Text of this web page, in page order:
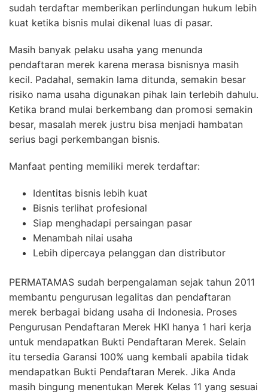
sudah terdaftar memberikan perlindungan hukum lebih
kuat ketika bisnis mulai dikenal luas di pasar.
Masih banyak pelaku usaha yang menunda
pendaftaran merek karena merasa bisnisnya masih
kecil. Padahal, semakin lama ditunda, semakin besar
risiko nama usaha digunakan pihak lain terlebih dahulu.
Ketika brand mulai berkembang dan promosi semakin
besar, masalah merek justru bisa menjadi hambatan
serius bagi perkembangan bisnis.
Manfaat penting memiliki merek terdaftar:
Identitas bisnis lebih kuat
Bisnis terlihat profesional
Siap menghadapi persaingan pasar
Menambah nilai usaha
Lebih dipercaya pelanggan dan distributor
PERMATAMAS sudah berpengalaman sejak tahun 2011
membantu pengurusan legalitas dan pendaftaran
merek berbagai bidang usaha di Indonesia. Proses
Pengurusan Pendaftaran Merek HKI hanya 1 hari kerja
untuk mendapatkan Bukti Pendaftaran Merek. Selain
itu tersedia Garansi 100% uang kembali apabila tidak
mendapatkan Bukti Pendaftaran Merek. Jika Anda
masih bingung menentukan Merek Kelas 11 yang sesuai